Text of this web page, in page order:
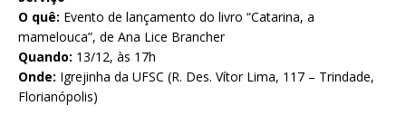
O quê: Evento de lançamento do livro “Catarina, a
mamelouca”, de Ana Lice Brancher
Quando: 13/12, às 17h
Onde: Igrejinha da UFSC (R. Des. Vítor Lima, 117 – Trindade,
Florianópolis)